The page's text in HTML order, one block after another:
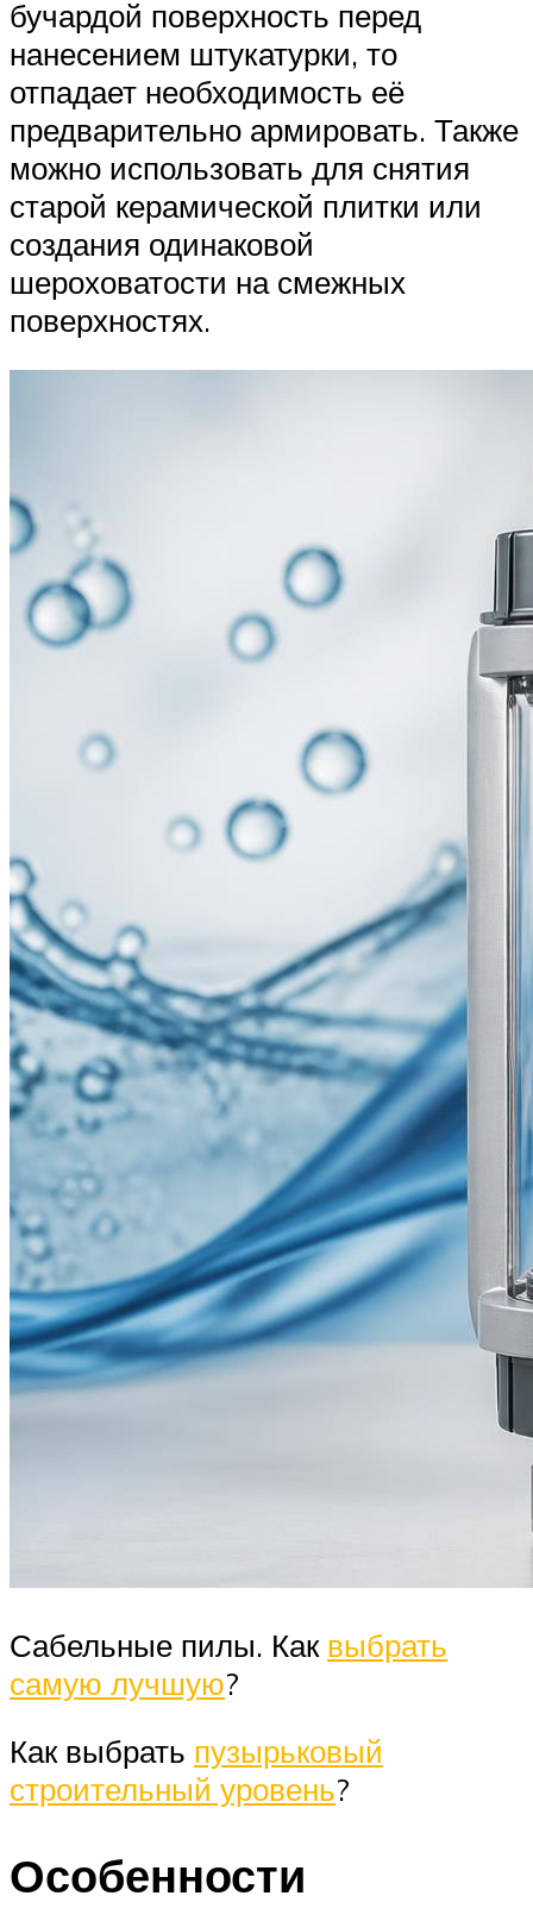
бучардой поверхность перед
нанесением штукатурки, то
отпадает необходимость её
предварительно армировать. Также
можно использовать для снятия
старой керамической плитки или
создания одинаковой
шероховатости на смежных
поверхностях.
Сабельные пилы. Как выбрать
самую лучшую?
Как выбрать пузырьковый
строительный уровень?
Особенности